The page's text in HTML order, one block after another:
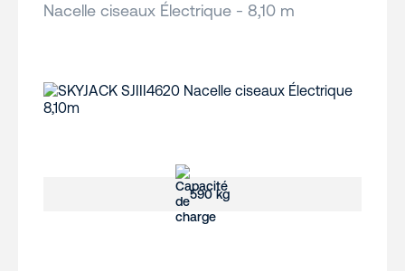
Nacelle ciseaux Électrique - 8,10 m
590 kg